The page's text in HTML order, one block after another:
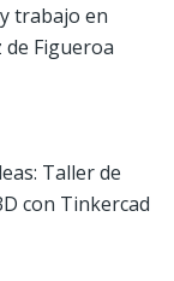
trabajo en
de Figueroa
Taller de
con Tinkercad